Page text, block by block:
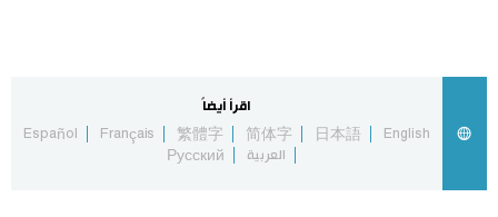
Русский
اقرأ أيضاً
English
日本語
简体字
繁體字
Français
Español
العربية
Русский